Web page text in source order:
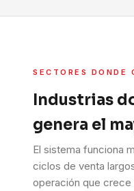
SECTORES DONDE
Industrias
genera el
El sistema funciona
ciclos de venta
operación que crece